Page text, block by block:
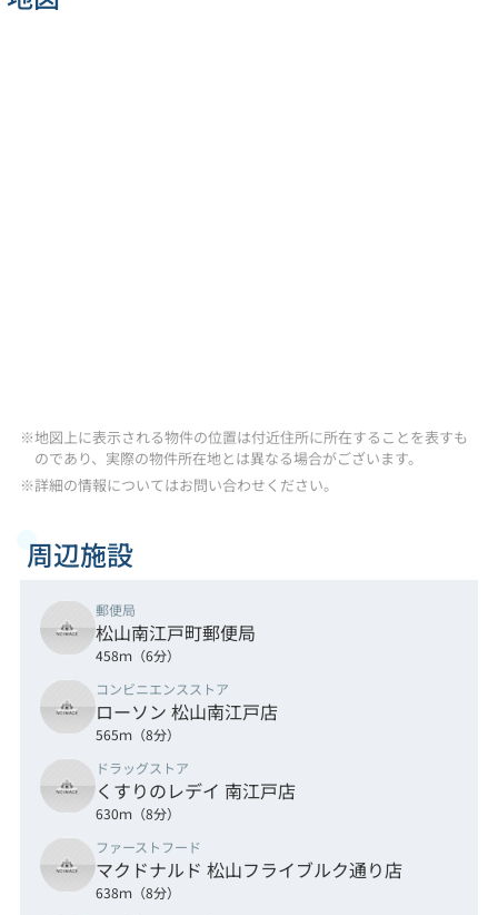
※地図上に表示される物件の位置は付近住所に所在することを表すも
のであり、実際の物件所在地とは異なる場合がございます。
※詳細の情報についてはお問い合わせください。
周辺施設
郵便局
松山南江戸町郵便局
458ｍ（6分）
コンビニエンスストア
ローソン 松山南江戸店
565ｍ（8分）
ドラッグストア
くすりのレデイ 南江戸店
630ｍ（8分）
ファーストフード
マクドナルド 松山フライブルク通り店
638ｍ（8分）